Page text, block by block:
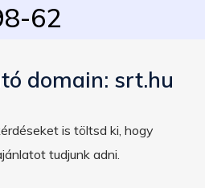
62
domain: srt.hu
is töltsd ki, hogy
tudjunk adni.